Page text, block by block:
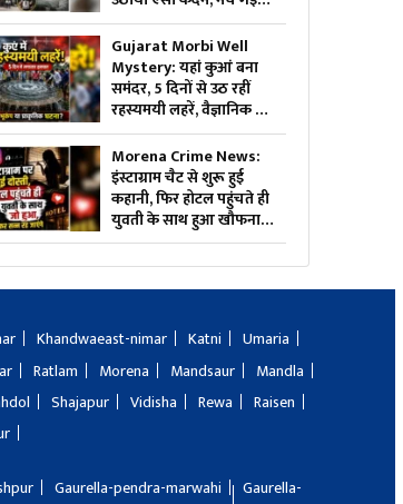
अफरा-तफरी, दौड़ पड़े
अधिकारी और नेता, जानें क्या
है पूरा मामला
Gujarat Morbi Well
Mystery: यहां कुआं बना
समंदर, 5 दिनों से उठ रहीं
रहस्यमयी लहरें, वैज्ञानिक भी
हैरान, देखें वीडियो
Morena Crime News:
इंस्टाग्राम चैट से शुरू हुई
कहानी, फिर होटल पहुंचते ही
युवती के साथ हुआ खौफनाक
कांड, जानकर पुलिस भी रह
गई हैरान
Khandwaeast-nimar Katni
Umaria
Ratlam Morena Mandsaur
Mandla
Shajapur Vidisha Rewa
Raisen
Gaurella-pendra-marwahi
Gaurella-